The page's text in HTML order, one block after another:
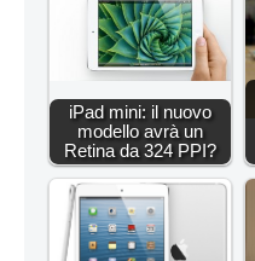
iPad mini: il nuovo
modello avrà un
Retina da 324 PPI?